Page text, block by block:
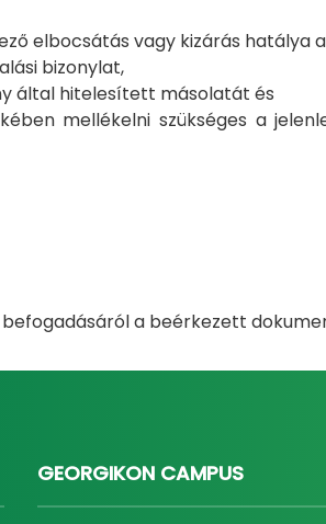
elbocsátás vagy kizárás hatálya
bizonylat,
által hitelesített másolatát és
mellékelni szükséges a
a beérkezett
GEORGIKON CAMPUS